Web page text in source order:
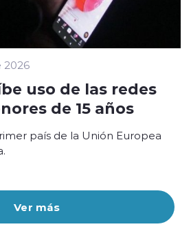
Ver más
2026
uso de las redes
de 15 años
país de la Unión Europea